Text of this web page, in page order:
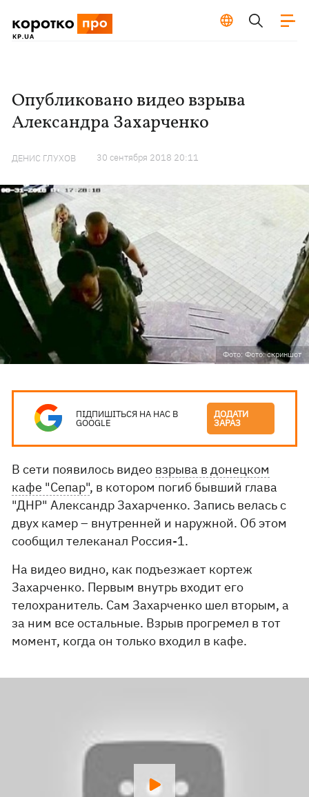
Опубликовано видео взрыва
Александра Захарченко
ДЕНИС ГЛУХОВ 30 сентября 2018 20:11
Фото: Фото: скриншот
ПІДПИШІТЬСЯ НА НАС В
GOOGLE
ДОДАТИ
ЗАРАЗ
В сети появилось видео взрыва в донецком
кафе "Сепар", в котором погиб бывший глава
"ДНР" Александр Захарченко. Запись велась с
двух камер – внутренней и наружной. Об этом
сообщил телеканал Россия-1.
На видео видно, как подъезжает кортеж
Захарченко. Первым внутрь входит его
телохранитель. Сам Захарченко шел вторым, а
за ним все остальные. Взрыв прогремел в тот
момент, когда он только входил в кафе.